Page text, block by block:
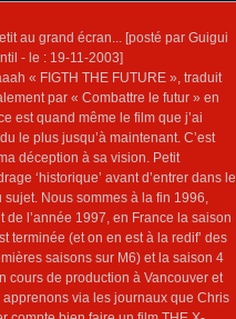
au grand écran... [posté par Guigui
- le : 19-11-2003]
« FIGTH THE FUTURE », traduit
par « Combattre le futur » en
est quand même le film que j’ai
le plus jusqu’à maintenant. C’est
déception à sa vision. Petit
‘historique’ avant d’entrer dans le
sujet. Nous sommes à la fin 1996,
de l’année 1997, en France la saison
terminée (et on en est à la redif’ des
saisons sur M6) et la saison 4
cours de production à Vancouver et
apprenons via les journaux que Chris